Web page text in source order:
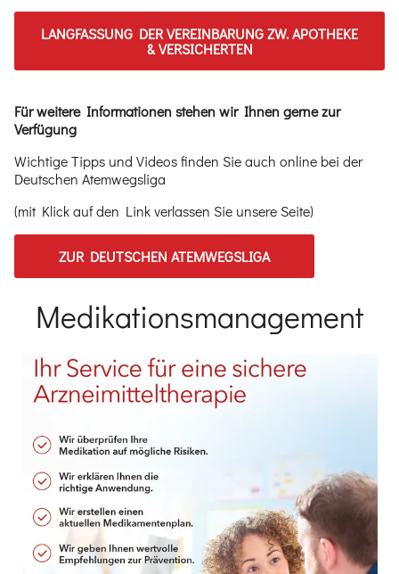
LANGFASSUNG DER VEREINBARUNG ZW. APOTHEKE
& VERSICHERTEN
Für weitere Informationen stehen wir Ihnen gerne zur
Verfügung
Wichtige Tipps und Videos finden Sie auch online bei der
Deutschen Atemwegsliga
(mit Klick auf den Link verlassen Sie unsere Seite)
ZUR DEUTSCHEN ATEMWEGSLIGA
Einleitung
Medikationsmanagement